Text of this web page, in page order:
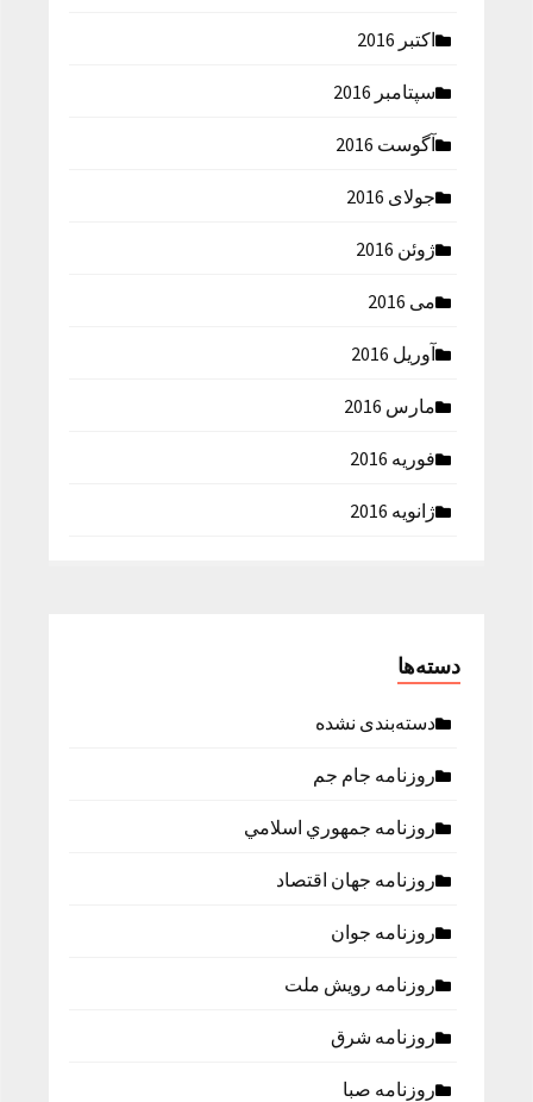
اکتبر 2016
سپتامبر 2016
آگوست 2016
جولای 2016
ژوئن 2016
می 2016
آوریل 2016
مارس 2016
فوریه 2016
ژانویه 2016
دسته‌ها
دسته‌بندی نشده
روزنامه جام جم
روزنامه جمهوري اسلامي
روزنامه جهان اقتصاد
روزنامه جوان
روزنامه رویش ملت
روزنامه شرق
روزنامه صبا